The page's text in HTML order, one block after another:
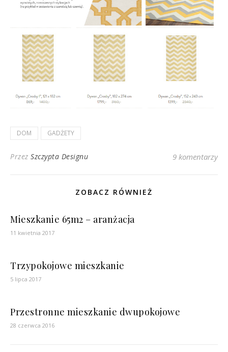
DOM GADŻETY
Przez Szczypta Designu 9 komentarzy
ZOBACZ RÓWNIEŻ
Mieszkanie 65m2 – aranżacja
11 kwietnia 2017
Trzypokojowe mieszkanie
5 lipca 2017
Przestronne mieszkanie dwupokojowe
28 czerwca 2016